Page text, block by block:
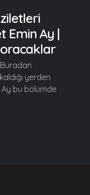
Emin Ay |
yerden
Ay bu bölümde